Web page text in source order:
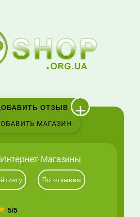
ОТЗЫВ +
МАГАЗИН
Магазины
По отзывам
5/5